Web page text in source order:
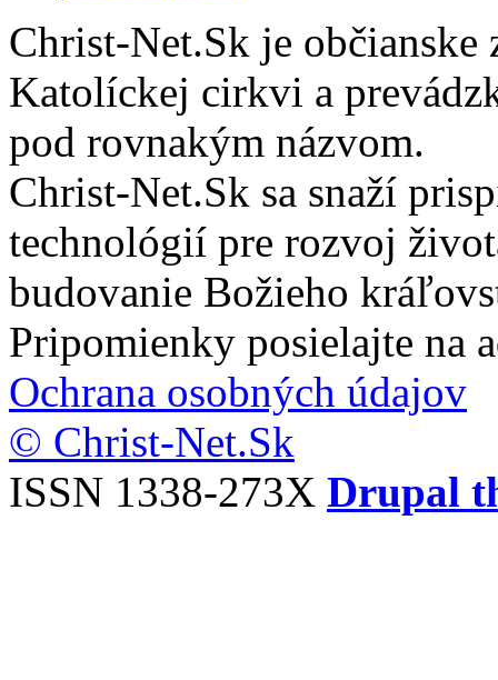
Christ-Net.Sk je
Katolíckej cirkvi a
pod rovnakým názvom.
Christ-Net.Sk sa snaží
technológií pre rozvoj
budovanie Božieho
Pripomienky posielajte na
Ochrana osobných údajov
© Christ-Net.Sk
ISSN 1338-273X Drupal